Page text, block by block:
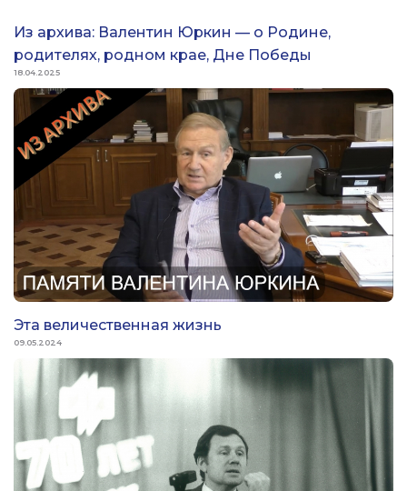
Из архива: Валентин Юркин — о Родине,
родителях, родном крае, Дне Победы
18.04.2025
Эта величественная жизнь
09.05.2024